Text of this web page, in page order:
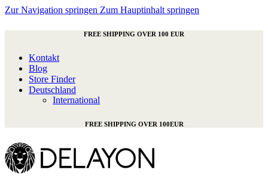
Zur Navigation springen Zum Hauptinhalt springen
FREE SHIPPING OVER 100 EUR
Kontakt
Blog
Store Finder
Deutschland
International
FREE SHIPPING OVER 100EUR